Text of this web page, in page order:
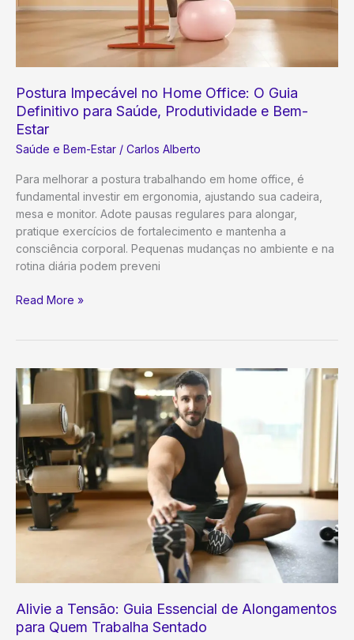
Postura Impecável no Home Office: O Guia
Definitivo para Saúde, Produtividade e Bem-
Estar
Saúde e Bem-Estar / Carlos Alberto
Para melhorar a postura trabalhando em home office, é
fundamental investir em ergonomia, ajustando sua cadeira,
mesa e monitor. Adote pausas regulares para alongar,
pratique exercícios de fortalecimento e mantenha a
consciência corporal. Pequenas mudanças no ambiente e na
rotina diária podem preveni
Postura
Office:
O
Guia
Definitivo
para
Saúde,
Produtividade
e
Bem-
Estar
Read More »
Alivie a Tensão: Guia Essencial de Alongamentos
para Quem Trabalha Sentado